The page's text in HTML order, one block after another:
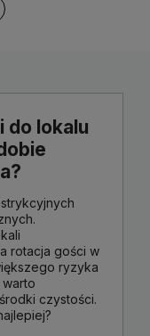
do lokalu
rotacja gości w
ryzyka
czystości.